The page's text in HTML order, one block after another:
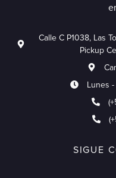
Calle C P1038, Las
Pickup
Lunes
SIGUE